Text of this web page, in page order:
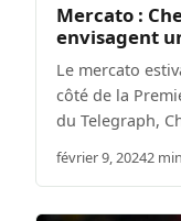
Mercato :
envisagent
Le mercato
côté de la
du Telegraph,
février 9, 20242 min